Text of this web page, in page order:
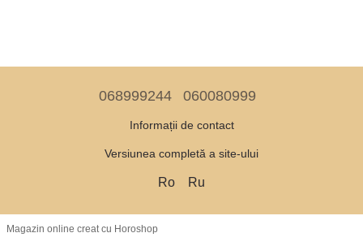
068999244 060080999
Informații de contact
Versiunea completă a site-ului
Ro Ru
Magazin online creat cu Horoshop